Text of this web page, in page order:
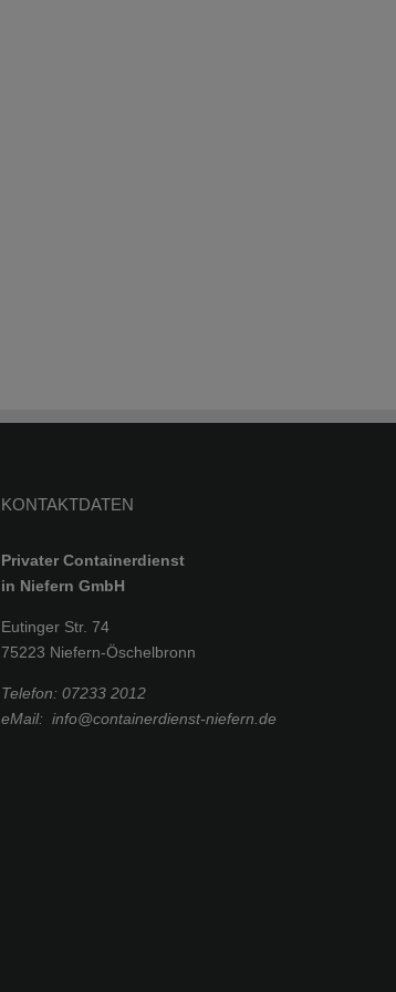
KONTAKTDATEN
Privater Containerdienst
in Niefern GmbH
Eutinger Str. 74
75223 Niefern-Öschelbronn
Telefon: 07233 2012
eMail: info@containerdienst-niefern.de